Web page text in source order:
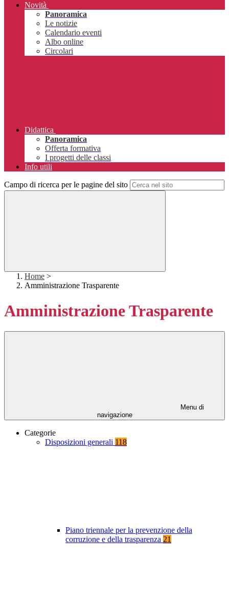
Novità
Panoramica
Le notizie
Calendario eventi
Albo online
Circolari
Didattica
Panoramica
Offerta formativa
I progetti delle classi
Info utili
Campo di ricerca per le pagine del sito
Home >
Amministrazione Trasparente
Amministrazione Trasparente
Menu di
navigazione
Categorie
Disposizioni generali 118
Piano triennale per la prevenzione della
corruzione e della trasparenza 21